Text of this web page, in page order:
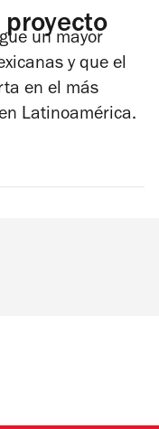
un mayor
y que el
en el más
Latinoamérica.